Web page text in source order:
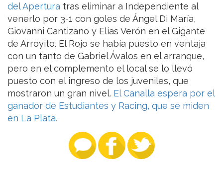
del Apertura tras eliminar a Independiente al
venerlo por 3-1 con goles de Ángel Di María,
Giovanni Cantizano y Elías Verón en el Gigante
de Arroyito. El Rojo se había puesto en ventaja
con un tanto de Gabriel Ávalos en el arranque,
pero en el complemento el local se lo llevó
puesto con el ingreso de los juveniles, que
mostraron un gran nivel. El Canalla espera por el
ganador de Estudiantes y Racing, que se miden
en La Plata.